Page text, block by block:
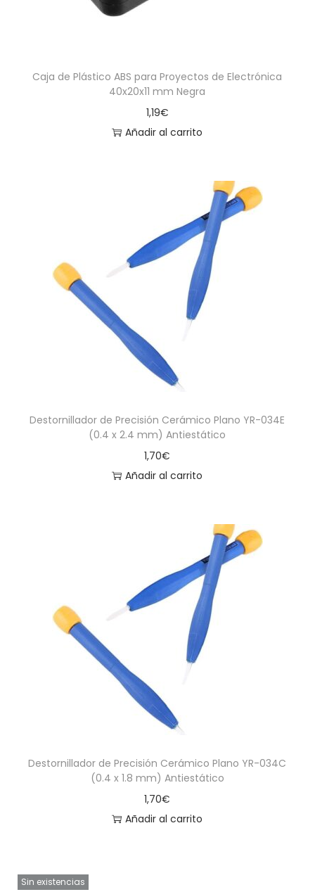
Caja de Plástico ABS para Proyectos de Electrónica
40x20x11 mm Negra
1,19€
Añadir al carrito
Destornillador de Precisión Cerámico Plano YR-034E
(0.4 x 2.4 mm) Antiestático
1,70€
Añadir al carrito
Destornillador de Precisión Cerámico Plano YR-034C
(0.4 x 1.8 mm) Antiestático
1,70€
Añadir al carrito
Sin existencias